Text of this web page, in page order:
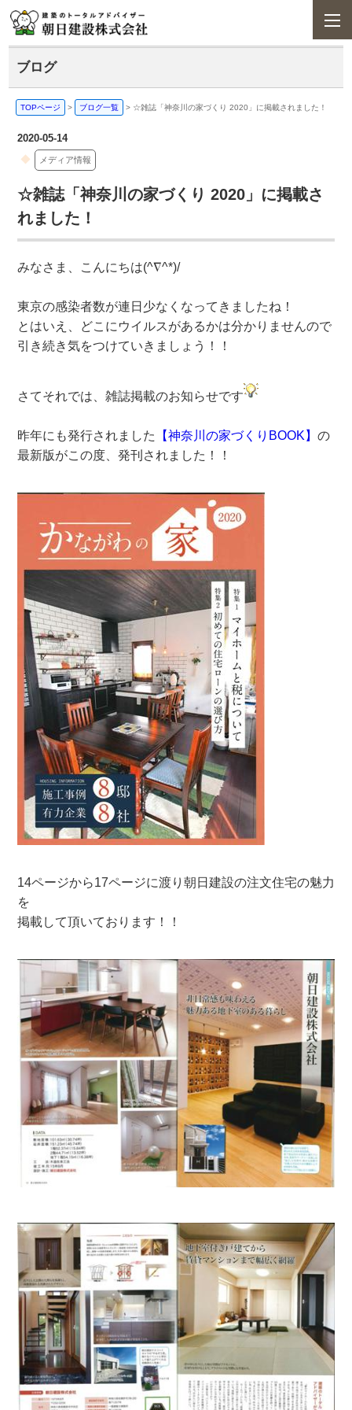
ブログ
TOPページ > ブログ一覧 > ☆雑誌「神奈川の家づくり 2020」に掲載されました！
2020-05-14
メディア情報
☆雑誌「神奈川の家づくり 2020」に掲載さ
れました！
みなさま、こんにちは(^∇^*)/
東京の感染者数が連日少なくなってきましたね！
とはいえ、どこにウイルスがあるかは分かりませんので
引き続き気をつけていきましょう！！
さてそれでは、雑誌掲載のお知らせです
昨年にも発行されました 【神奈川の家づくりBOOK】 の
最新版がこの度、発刊されました！！
14ページから17ページに渡り朝日建設の注文住宅の魅力
を
掲載して頂いております！！